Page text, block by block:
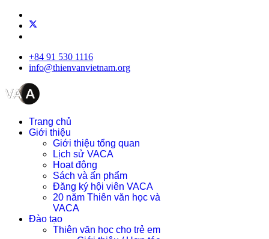
+84 91 530 1116
info@thienvanvietnam.org
Trang chủ
Giới thiệu
Giới thiệu tổng quan
Lịch sử VACA
Hoạt động
Sách và ấn phẩm
Đăng ký hội viên VACA
20 năm Thiên văn học và
VACA
Đào tạo
Thiên văn học cho trẻ em